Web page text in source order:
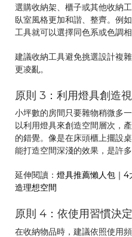
選購收納架、櫃子或其他收納
臥室風格更加和諧、整齊。例
工具就可以選擇同色系或色調相
建議收納工具避免挑選設計複
更凌亂。
原則 3：利用燈具創造
小坪數的房間只要雜物稍微多
以利用燈具來創造空間層次，
的錯覺。像是在床頭櫃上擺設
能打造空間深淺的效果，是許
延伸閱讀： 燈具推薦懶人包｜4
造理想空間
原則 4：依使用習慣決
在收納物品時，建議依照使用